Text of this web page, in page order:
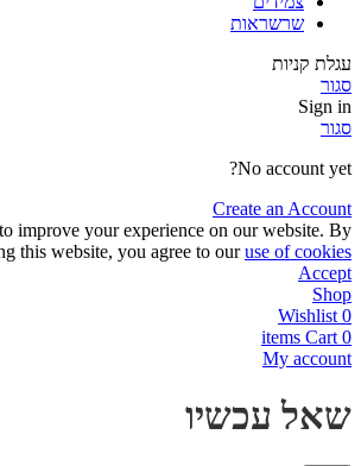
שרשראות
עגלת קניות
סגור
Sign in
סגור
No account yet?
Create an Account
improve your experience on our website. By
this website, you agree to ouruse of cookies
Accept
Shop
0
Wishlist
0
items Cart
My account
שאל עכשיו